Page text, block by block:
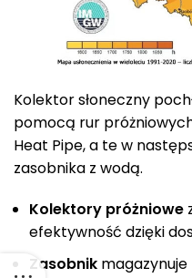
Kolektor słoneczny
pomocą rur
Heat Pipe, a te w
zasobnika z wodą.
Kolektory próżniowe
efektywność dzięki
Zasobnik